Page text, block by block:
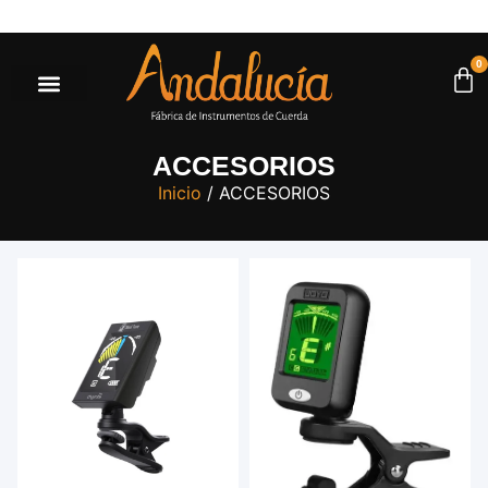
0
ACCESORIOS
Inicio / ACCESORIOS